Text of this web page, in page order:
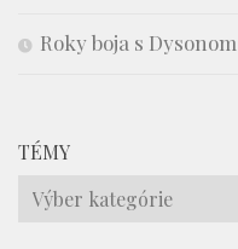
Roky boja s
TÉMY
Témy